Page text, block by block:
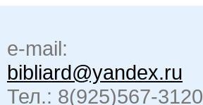
e-mail:
bibliard@yandex.ru
Тел.: 8(925)567-3120